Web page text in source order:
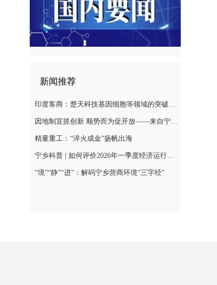
新闻推荐
印度客商：楚天科技基因细胞等领域的突破，会带来巨大合作空间
因地制宜抓创新 顺势而为促开放——来自宁乡经开区的经济观察
精量重工：“淬火成金”扬帆出海
宁乡科普 | 如何评价2026年一季度经济运行总体表现？
“境”“静”“进”：解码宁乡营商环境“三字经”